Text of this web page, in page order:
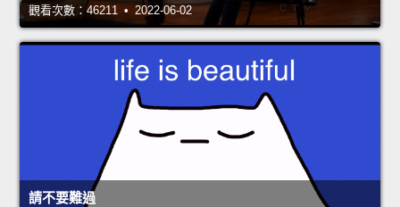
觀看次數：46211 • 2022-06-02
請不要難過